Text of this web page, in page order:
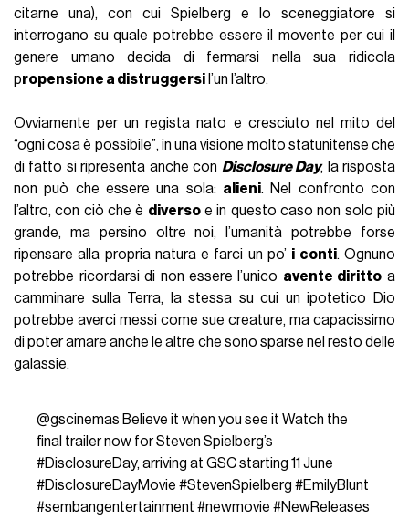
citarne una), con cui Spielberg e lo sceneggiatore si
interrogano su quale potrebbe essere il movente per cui il
genere umano decida di fermarsi nella sua ridicola
propensione a distruggersi l’un l’altro.
Ovviamente per un regista nato e cresciuto nel mito del
“ogni cosa è possibile”, in una visione molto statunitense che
di fatto si ripresenta anche con Disclosure Day, la risposta
non può che essere una sola: alieni. Nel confronto con
l’altro, con ciò che è diversoe in questo caso non solo più
grande, ma persino oltre noi, l’umanità potrebbe forse
ripensare alla propria natura e farci un po’ i conti. Ognuno
potrebbe ricordarsi di non essere l’unico avente diritto a
camminare sulla Terra, la stessa su cui un ipotetico Dio
potrebbe averci messi come sue creature, ma capacissimo
di poter amare anche le altre che sono sparse nel resto delle
galassie.
@gscinemas Believe it when you see it Watch the
final trailer now for Steven Spielberg’s
#DisclosureDay, arriving at GSC starting 11 June
#DisclosureDayMovie #StevenSpielberg #EmilyBlunt
#sembangentertainment #newmovie #NewReleases